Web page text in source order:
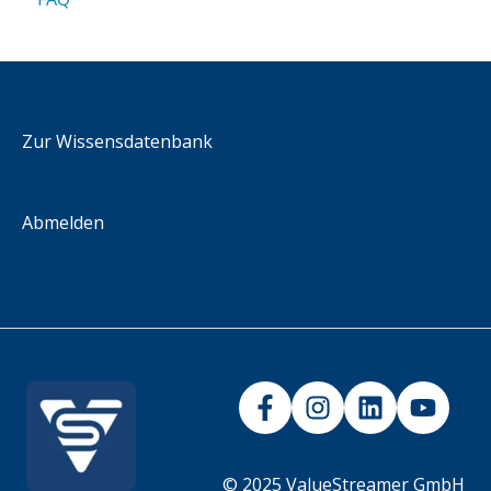
Zur Wissensdatenbank
Abmelden
© 2025 ValueStreamer GmbH